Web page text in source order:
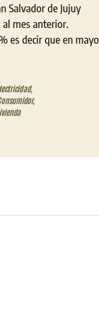
Salvador de Jujuy
mes anterior.
es decir que en mayo
,
,